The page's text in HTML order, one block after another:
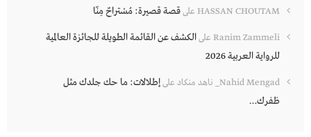
HASSAN CHOUTAM علىقصة قصيرة: مُسْتراحٌ مِنّا
Ranim Zammeli علىالكشف عن القائمة الطويلة للجائزة العالمية
للرواية العربية 2026
Nahid Mengad_ ناهد منكاد علىإطلالات: ما حك جلدك مثل
ظفرك…